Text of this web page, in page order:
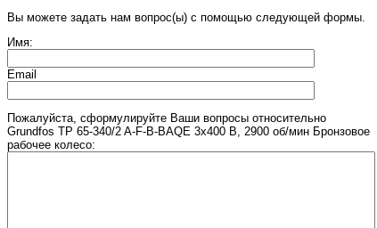
Вы можете задать нам вопрос(ы) с помощью следующей формы.
Имя:
Email
Пожалуйста, сформулируйте Ваши вопросы относительно
Grundfos TP 65-340/2 A-F-B-BAQE 3x400 В, 2900 об/мин Бронзовое
рабочее колесо: